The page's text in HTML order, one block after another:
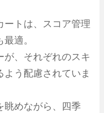
ートは、スコア管理
適。
が、それぞれのスキ
う配慮されていま
眺めながら、四季